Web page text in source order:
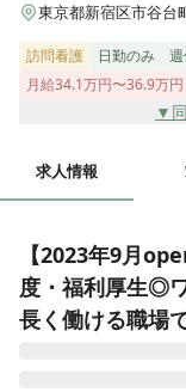
東京都新宿区市谷台
訪問看護 日勤のみ
月給34.1万円〜36.9万円
▼
求人情報
【2023年9月
度・福利厚生◎
長く働ける職場